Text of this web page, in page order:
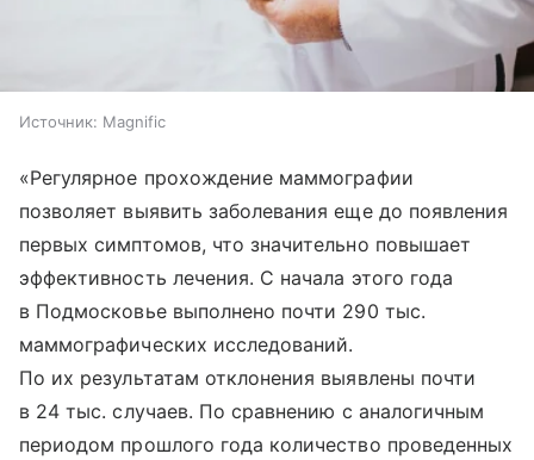
Источник: Magnific
«Регулярное прохождение маммографии
позволяет выявить заболевания еще до появления
первых симптомов, что значительно повышает
эффективность лечения. С начала этого года
в Подмосковье выполнено почти 290 тыс.
маммографических исследований.
По их результатам отклонения выявлены почти
в 24 тыс. случаев. По сравнению с аналогичным
периодом прошлого года количество проведенных